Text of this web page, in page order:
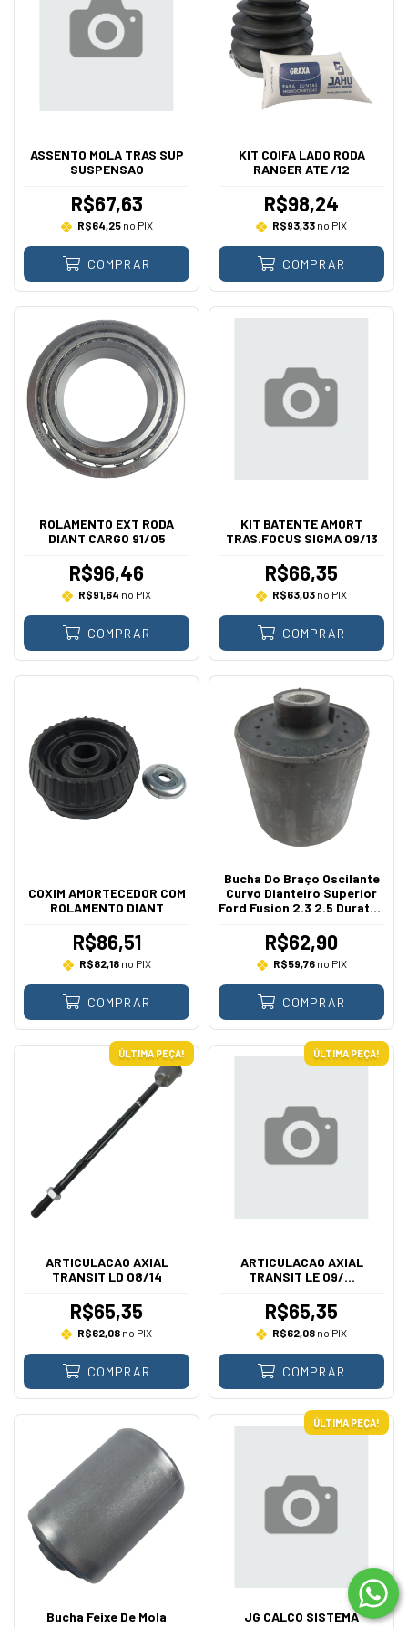
ASSENTO MOLA TRAS SUP
SUSPENSAO
R$67,63
R$64,25no PIX
COMPRAR
KIT COIFA LADO RODA
RANGER ATE /12
R$98,24
R$93,33 no PIX
COMPRAR
ROLAMENTO EXT RODA
DIANT CARGO 91/05
R$96,46
R$91,64 no PIX
COMPRAR
KIT BATENTE AMORT
TRAS.FOCUS SIGMA 09/13
R$66,35
R$63,03 no PIX
COMPRAR
COXIM AMORTECEDOR COM
ROLAMENTO DIANT
R$86,51
R$82,18no PIX
COMPRAR
Bucha Do Braço Oscilante
Curvo Dianteiro Superior
Ford Fusion 2.3 2.5 Duratec
R$62,90
R$59,76no PIX
COMPRAR
ÚLTIMA PEÇA!
ARTICULACAO AXIAL
TRANSIT LD 08/14
R$65,35
R$62,08 no PIX
COMPRAR
ÚLTIMA PEÇA!
ARTICULACAO AXIAL
TRANSIT LE 09/...
R$65,35
R$62,08 no PIX
COMPRAR
Bucha Feixe De Mola
ÚLTIMA PEÇA!
JG CALCO SISTEMA